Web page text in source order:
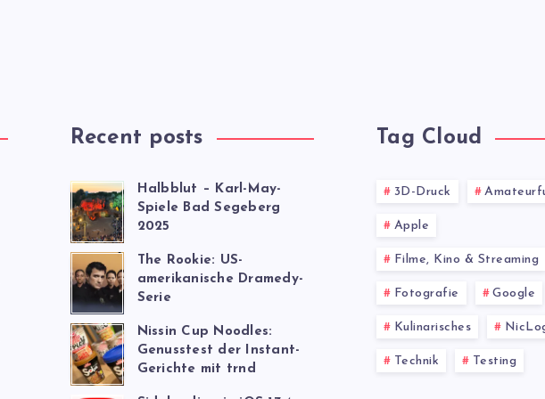
Recent posts
Halbblut – Karl-May-
Spiele Bad Segeberg
2025
The Rookie: US-
amerikanische Dramedy-
Serie
Nissin Cup Noodles:
Genusstest der Instant-
Gerichte mit trnd
Tag Cloud
3D-Druck
Apple
Filme, Kino & Streaming
Fotografie Google
Kulinarisches
Technik Testing